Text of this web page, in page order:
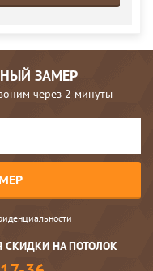
ЗАМЕР
через 2 минуты
СКИДКИ НА ПОТОЛОК